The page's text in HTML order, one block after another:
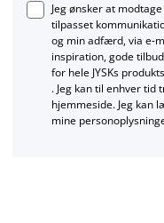
Jeg ønsker at
tilpasset
og min adfærd, via
inspiration, gode
for hele JYSKs
. Jeg kan til enhver tid
hjemmeside. Jeg kan
mine